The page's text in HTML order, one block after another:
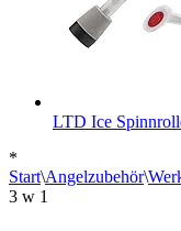
LTD Ice
*
Start\Angelzubehör\
3 w 1